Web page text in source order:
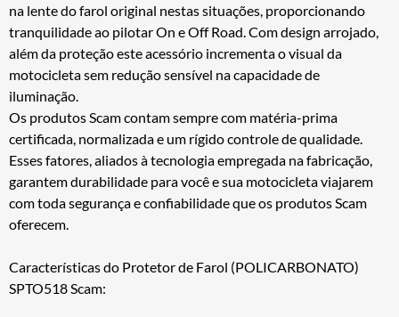
na lente do farol original nestas situações, proporcionando
tranquilidade ao pilotar On e Off Road. Com design arrojado,
além da proteção este acessório incrementa o visual da
motocicleta sem redução sensível na capacidade de
iluminação.
Os produtos Scam contam sempre com matéria-prima
certificada, normalizada e um rígido controle de qualidade.
Esses fatores, aliados à tecnologia empregada na fabricação,
garantem durabilidade para você e sua motocicleta viajarem
com toda segurança e confiabilidade que os produtos Scam
oferecem.
Características do Protetor de Farol (POLICARBONATO)
SPTO518 Scam: